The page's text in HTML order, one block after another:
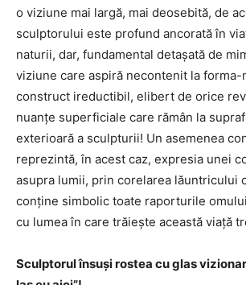
o viziune mai largă, mai deosebită, de
sculptorului este profund ancorată în
naturii, dar, fundamental detaşată de
viziune care aspiră necontenit la
construct ireductibil, elibert de orice
nuanţe superficiale care rămân la
exterioară a sculpturii! Un asemenea
reprezintă, în acest caz, expresia unei
asupra lumii, prin corelarea lăuntricului
conţine simbolic toate raporturile
cu lumea în care trăieşte această viaţă
Sculptorul însuşi rostea cu glas